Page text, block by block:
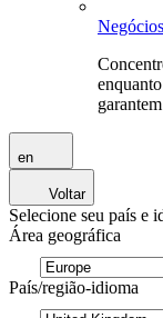
Negócios
en
Voltar
Selecione seu país e
Área geográfica
País/região-idioma